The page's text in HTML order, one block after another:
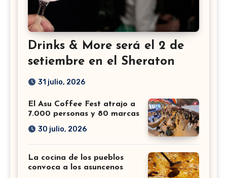
Drinks & More será el 2 de
setiembre en el Sheraton
31 julio, 2026
El Asu Coffee Fest atrajo a
7.000 personas y 80 marcas
30 julio, 2026
La cocina de los pueblos
convoca a los asuncenos